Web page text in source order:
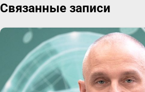
Связанные записи